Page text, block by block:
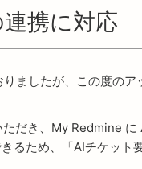
携に対応
ましたが、この度の
き、My Redmine に
るため、「AIチケット